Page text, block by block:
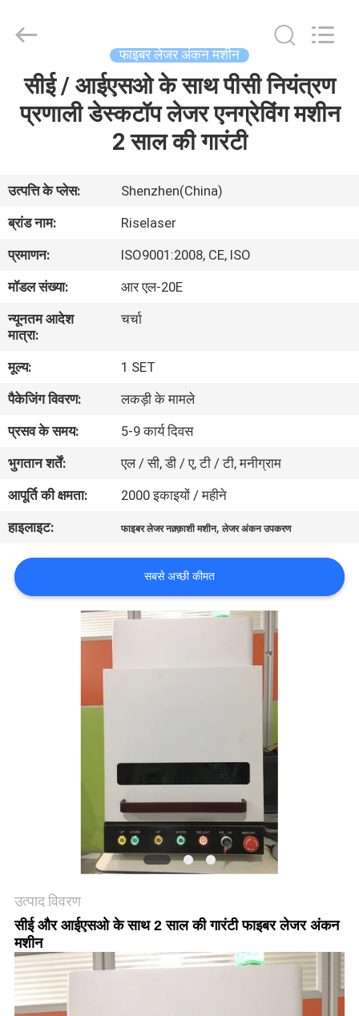
घर
वीआर
शो
हमारे
बारे
में
कारखाना
भ्रमण
गुणवत्ता
नियंत्रण
संपर्क
करें
PRIVACY
POLICY
Technology
Reserved.
फाइबर लेजर अंकन मशीन
सीई / आईएसओ के साथ पीसी नियंत्रण
प्रणाली डेस्कटॉप लेजर एनग्रेविंग मशीन
2 साल की गारंटी
उत्पत्ति के प्लेस:
Shenzhen(China)
ब्रांड नाम:
Riselaser
प्रमाणन:
ISO9001:2008, CE, ISO
मॉडल संख्या:
आर एल-20E
न्यूनतम आदेश
मात्रा:
चर्चा
मूल्य:
1 SET
पैकेजिंग विवरण:
लकड़ी के मामले
प्रसव के समय:
5-9 कार्य दिवस
भुगतान शर्तें:
एल / सी, डी / ए, टी / टी, मनीग्राम
आपूर्ति की क्षमता:
2000 इकाइयों / महीने
हाइलाइट:
फाइबर लेजर नक़्क़ाशी मशीन,लेजर अंकन उपकरण
सबसे अच्छी कीमत
उत्पाद विवरण
सीई और आईएसओ के साथ 2 साल की गारंटी फाइबर लेजर अंकन
मशीन